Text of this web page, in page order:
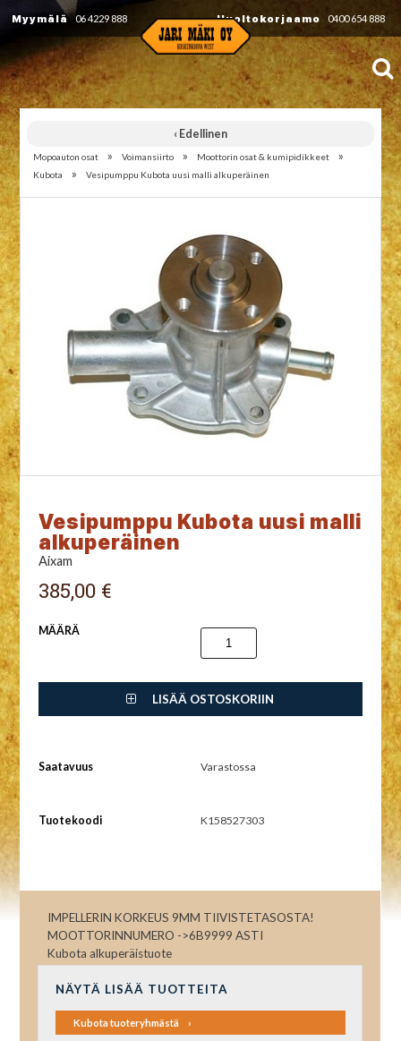
Myymälä 06 4229 888 Huoltokorjaamo 0400 654 888
‹ Edellinen
Mopoauton osat » Voimansiirto » Moottorin osat & kumipidikkeet »
Kubota » Vesipumppu Kubota uusi malli alkuperäinen
Vesipumppu Kubota uusi malli
alkuperäinen
Aixam
385,00 €
MÄÄRÄ
LISÄÄ OSTOSKORIIN
Saatavuus Varastossa
Tuotekoodi K158527303
IMPELLERIN KORKEUS 9MM TIIVISTETASOSTA!
MOOTTORINNUMERO ->6B9999 ASTI
Kubota alkuperäistuote
NÄYTÄ LISÄÄ TUOTTEITA
Kubota tuoteryhmästä